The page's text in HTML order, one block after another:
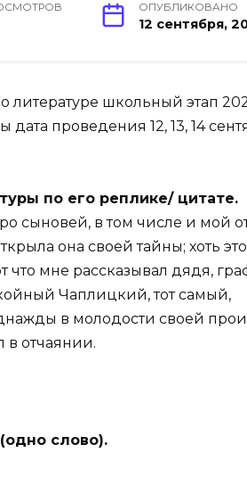
ОПУБЛИКОВАНО
12 сентября,
литературе школьный этап
проведения 12, 13, 14
по его реплике/ цитате.
сыновей, в том числе и мой
она своей тайны; хоть это
мне рассказывал дядя,
Чаплицкий, тот самый,
в молодости своей
в отчаянии.
слово).